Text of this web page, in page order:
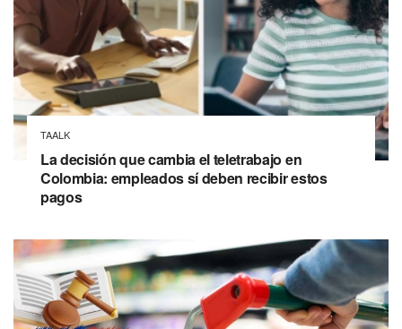
TAALK
La decisión que cambia el teletrabajo en
Colombia: empleados sí deben recibir estos
pagos